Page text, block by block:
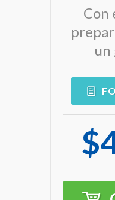
Con
un